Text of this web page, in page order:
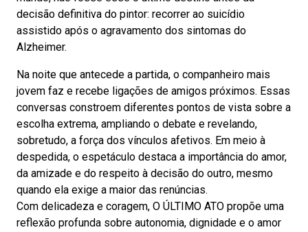
decisão definitiva do pintor: recorrer ao suicídio
assistido após o agravamento dos sintomas do
Alzheimer.
Na noite que antecede a partida, o companheiro mais
jovem faz e recebe ligações de amigos próximos. Essas
conversas constroem diferentes pontos de vista sobre a
escolha extrema, ampliando o debate e revelando,
sobretudo, a força dos vínculos afetivos. Em meio à
despedida, o espetáculo destaca a importância do amor,
da amizade e do respeito à decisão do outro, mesmo
quando ela exige a maior das renúncias.
Com delicadeza e coragem, O ÚLTIMO ATO propõe uma
reflexão profunda sobre autonomia, dignidade e o amor